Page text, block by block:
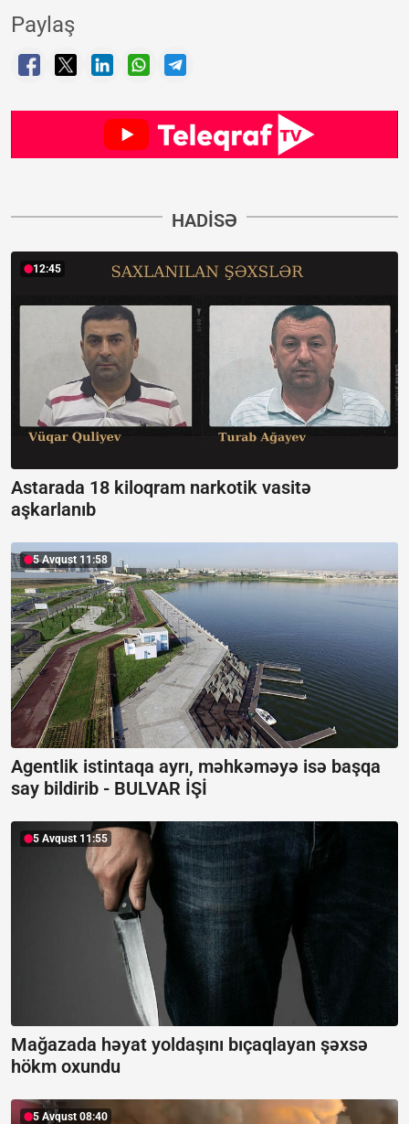
Paylaş
HADISƏ
12:45
Astarada 18 kiloqram narkotik vasitə
aşkarlanıb
5 Avqust 11:58
Agentlik istintaqa ayrı, məhkəməyə isə başqa
say bildirib - BULVAR İŞİ
5 Avqust 11:55
Mağazada həyat yoldaşını bıçaqlayan şəxsə
hökm oxundu
5 Avqust 08:40